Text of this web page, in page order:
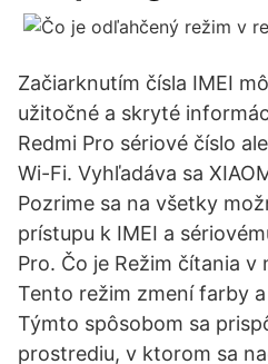
Začiarknutím čísla IMEI
užitočné a skryté
Redmi Pro sériové číslo
Wi-Fi. Vyhľadáva sa
Pozrime sa na všetky
prístupu k IMEI a
Pro. Čo je Režim čítania v
Tento režim zmení farby
Týmto spôsobom sa
prostrediu, v ktorom sa